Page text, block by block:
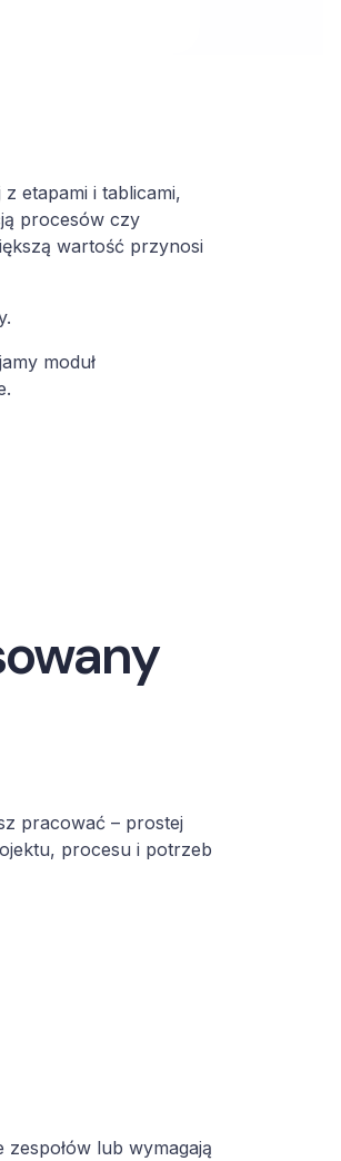
etapami i tablicami,
procesów czy
wartość przynosi
moduł
pracować – prostej
procesu i potrzeb
lub wymagają